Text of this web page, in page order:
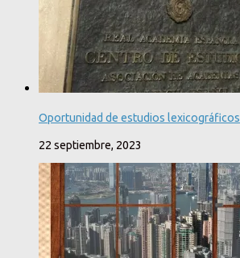
Oportunidad de estudios lexicográficos
22 septiembre, 2023